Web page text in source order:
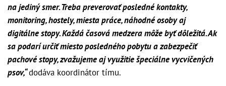
na jediný smer. Treba preverovať posledné kontakty,
monitoring, hostely, miesta práce, náhodné osoby aj
digitálne stopy. Každá časová medzera môže byť dôležitá. Ak
sa podarí určiť miesto posledného pobytu a zabezpečiť
pachové stopy, zvažujeme aj využitie špeciálne vycvičených
psov,“dodáva koordinátor tímu.